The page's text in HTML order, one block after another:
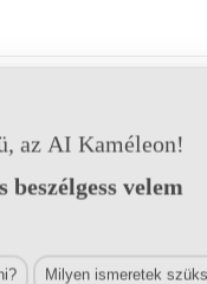
az AI Kaméleon!
beszélgess velem
Milyen ismeretek